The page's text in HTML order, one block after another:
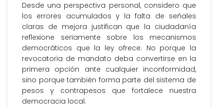
Desde una perspectiva personal, considero que
los errores acumulados y la falta de señales
claras de mejora justifican que la ciudadanía
reflexione seriamente sobre los mecanismos
democráticos que la ley ofrece. No porque la
revocatoria de mandato deba convertirse en la
primera opción ante cualquier inconformidad,
sino porque también forma parte del sistema de
pesos y contrapesos que fortalece nuestra
democracia local.